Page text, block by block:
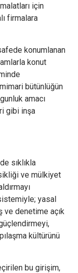
için
firmalara
konumlanan
konut
bütünlüğün
amacı
gibi inşa
sıklıkla
ve mülkiyet
yasal
ve denetime açık
kültürünü
bu girişim,